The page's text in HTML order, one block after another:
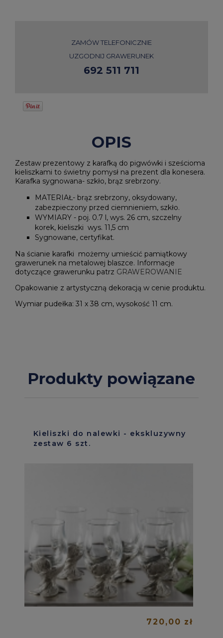
ZAMÓW TELEFONICZNIE
UZGODNIJ GRAWERUNEK
692 511 711
OPIS
Zestaw prezentowy z karafką do pigwówki i sześcioma
kieliszkami to świetny pomysł na prezent dla konesera.
Karafka sygnowana- szkło, brąz srebrzony.
MATERIAŁ- brąz srebrzony, oksydowany,
zabezpieczony przed ciemnieniem, szkło.
WYMIARY - poj. 0.7 l, wys. 26 cm, szczelny
korek, kieliszki wys. 11,5 cm
Sygnowane, certyfikat.
Na ścianie karafki możemy umieścić pamiątkowy
grawerunek na metalowej blaszce. Informacje
dotyczące grawerunku patrz GRAWEROWANIE
Opakowanie z artystyczną dekoracją w cenie produktu.
Wymiar pudełka: 31 x 38 cm, wysokość 11 cm.
Produkty powiązane
Kieliszki do nalewki - ekskluzywny
zestaw 6 szt.
720,00 zł